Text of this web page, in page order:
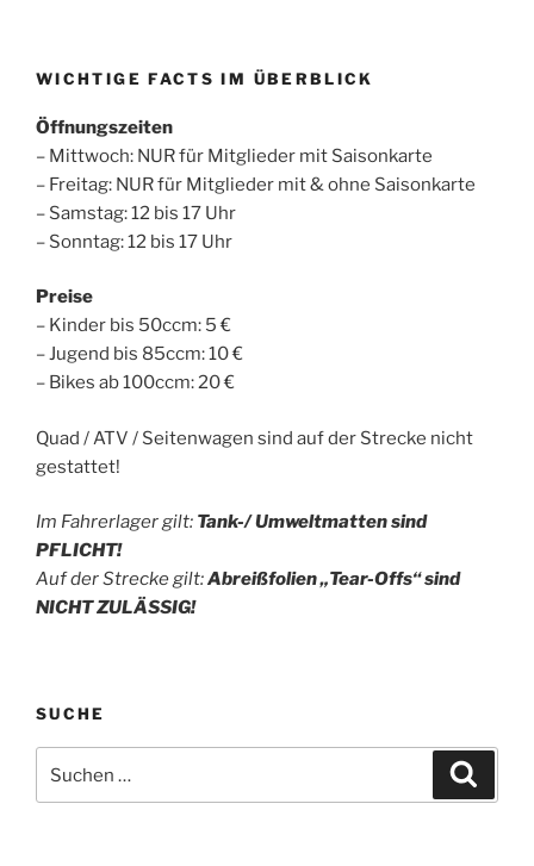
WICHTIGE FACTS IM ÜBERBLICK
Öffnungszeiten
– Mittwoch: NUR für Mitglieder mit Saisonkarte
– Freitag: NUR für Mitglieder mit & ohne Saisonkarte
– Samstag: 12 bis 17 Uhr
– Sonntag: 12 bis 17 Uhr
Preise
– Kinder bis 50ccm: 5 €
– Jugend bis 85ccm: 10 €
– Bikes ab 100ccm: 20 €
Quad / ATV / Seitenwagen sind auf der Strecke nicht
gestattet!
Im Fahrerlager gilt: Tank-/ Umweltmattensind
PFLICHT!
Auf der Strecke gilt:Abreißfolien „Tear-Offs“sind
NICHT ZULÄSSIG!
SUCHE